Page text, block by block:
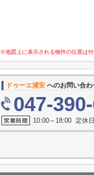
※地図上に表示される物件の位置は
ドゥーエ浦安 へのお問い合わ
047-
10:00～18:00 定休